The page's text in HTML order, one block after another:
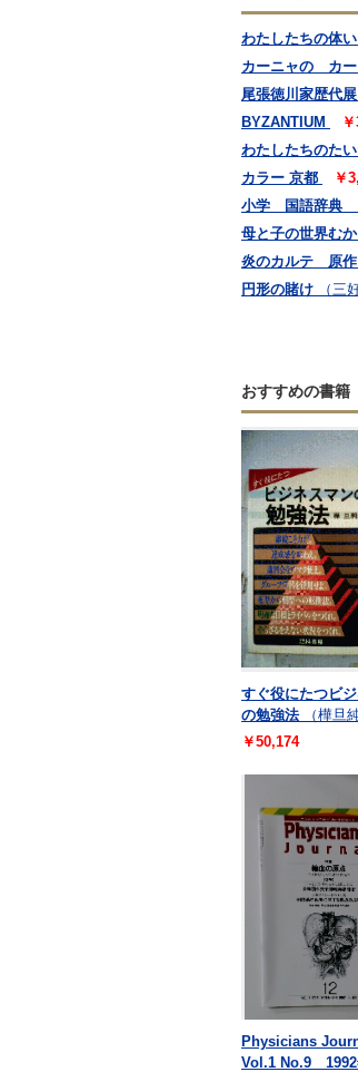
わたしたちの体
カーニャの カ
尾張徳川家歴代展
BYZANTIUM
わたしたちのた
カラー 京都
￥
小学 国語辞典
母と子の世界む
炎のカルテ 原作
円形の賭け
（三
おすすめの書籍
すぐ役にたつビ
の勉強法
（樺旦
￥50,174
Physicians
Vol.1 No.9 1992